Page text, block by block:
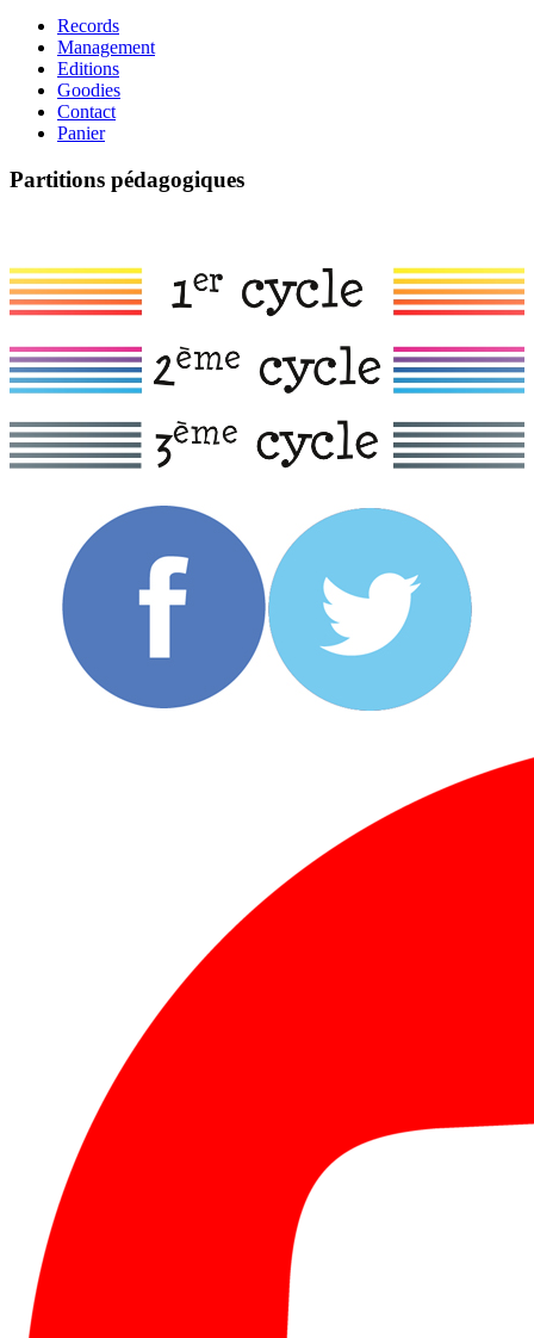
Records
Management
Editions
Goodies
Contact
Panier
Partitions pédagogiques